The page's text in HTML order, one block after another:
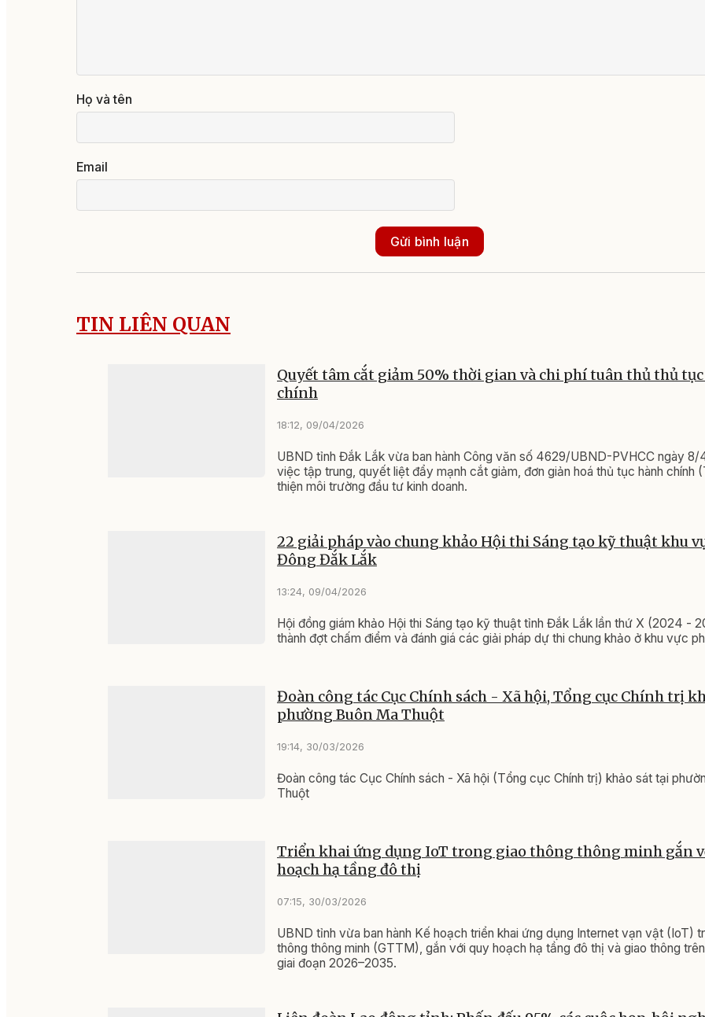
Họ và tên
Email
Gửi bình luận
TIN LIÊN QUAN
Quyết tâm cắt giảm 50% thời gian và chi phí tuân thủ thủ
chính
18:12, 09/04/2026
UBND tỉnh Đắk Lắk vừa ban hành Công văn số 4629/UBND-PVHCC ngày
việc tập trung, quyết liệt đẩy mạnh cắt giảm, đơn giản hoá thủ tục hành chính
thiện môi trường đầu tư kinh doanh.
22 giải pháp vào chung khảo Hội thi Sáng tạo kỹ thuật khu
Đông Đắk Lắk
13:24, 09/04/2026
Hội đồng giám khảo Hội thi Sáng tạo kỹ thuật tỉnh Đắk Lắk lần thứ X (2024 -
thành đợt chấm điểm và đánh giá các giải pháp dự thi chung khảo ở khu vực
Đoàn công tác Cục Chính sách - Xã hội, Tổng cục Chính trị
phường Buôn Ma Thuột
19:14, 30/03/2026
Đoàn công tác Cục Chính sách - Xã hội (Tổng cục Chính trị) khảo sát tại
Thuột
Triển khai ứng dụng IoT trong giao thông thông minh gắn
hoạch hạ tầng đô thị
07:15, 30/03/2026
UBND tỉnh vừa ban hành Kế hoạch triển khai ứng dụng Internet vạn vật (IoT)
thông thông minh (GTTM), gắn với quy hoạch hạ tầng đô thị và giao thông
giai đoạn 2026–2035.